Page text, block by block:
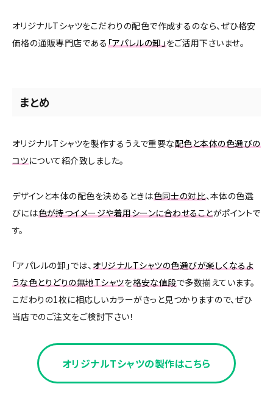
オリジナルTシャツをこだわりの配色で作成するのなら、ぜひ格安
価格の通販専門店である「アパレルの卸」をご活用下さいませ。
まとめ
オリジナルTシャツを製作するうえで重要な配色と本体の色選びの
コツについて紹介致しました。
デザインと本体の配色を決めるときは色同士の対比、本体の色選
びには色が持つイメージや着用シーンに合わせることがポイントで
す。
「アパレルの卸」では、オリジナルTシャツの色選びが楽しくなるよ
うな色とりどりの無地Tシャツを格安な値段で多数揃えています。
こだわりの1枚に相応しいカラーがきっと見つかりますので、ぜひ
当店でのご注文をご検討下さい！
オリジナルTシャツの製作はこちら